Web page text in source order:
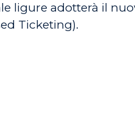
ligure adotterà il
Ticketing).